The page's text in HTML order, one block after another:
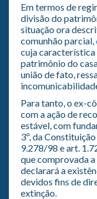
Em termos de
divisão do
situação ora
comunhão parcial,
cuja característica
patrimônio do
união de fato,
Para tanto, o ex-
com a ação de
estável, com
3º, da
9.278/98 e art.
que comprovada
declarará a
devidos fins de
extinção.